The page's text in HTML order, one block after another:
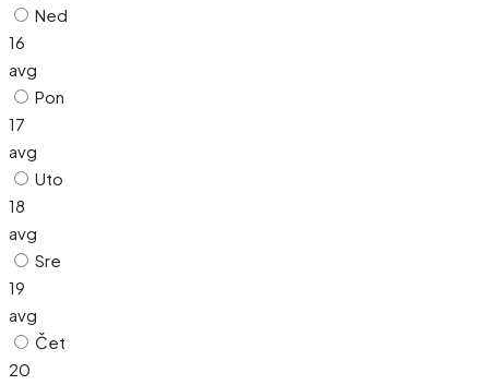
Ned
16
avg
Pon
17
avg
Uto
18
avg
Sre
19
avg
Čet
20